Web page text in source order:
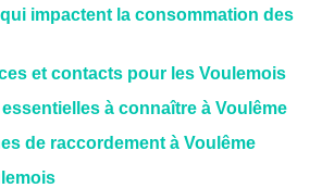
impactent la consommation des
et contacts pour les Voulemois
à connaître à Voulême
de raccordement à Voulême